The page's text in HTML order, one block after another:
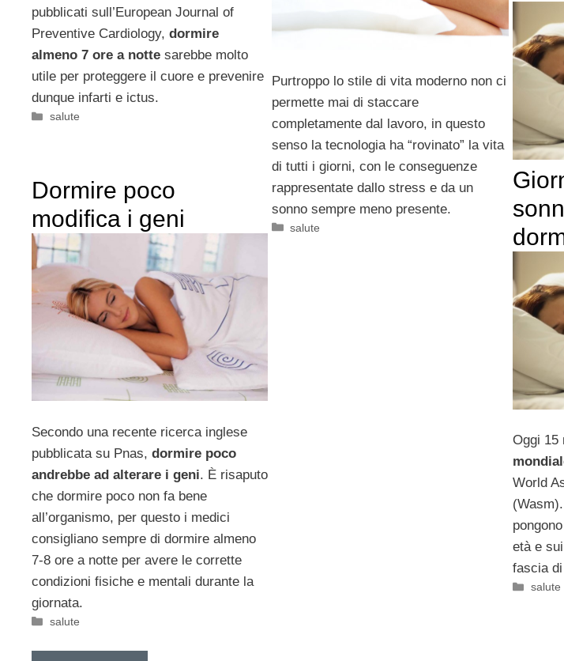
pubblicati sull’European Journal of
Preventive Cardiology, dormire
almeno 7 ore a notte sarebbe molto
utile per proteggere il cuore e prevenire
dunque infarti e ictus.
Categorie
salute
Purtroppo lo stile di vita moderno non ci
permette mai di staccare
completamente dal lavoro, in questo
senso la tecnologia ha “rovinato” la vita
di tutti i giorni, con le conseguenze
rappresentate dallo stress e da un
sonno sempre meno presente.
Categorie
salute
Oggi 15
World
età e
fascia
salute
Dormire poco
modifica i geni
Secondo una recente ricerca inglese
pubblicata su Pnas, dormire poco
andrebbe ad alterare i geni. È risaputo
che dormire poco non fa bene
all’organismo, per questo i medici
consigliano sempre di dormire almeno
7-8 ore a notte per avere le corrette
condizioni fisiche e mentali durante la
giornata.
Categorie
salute